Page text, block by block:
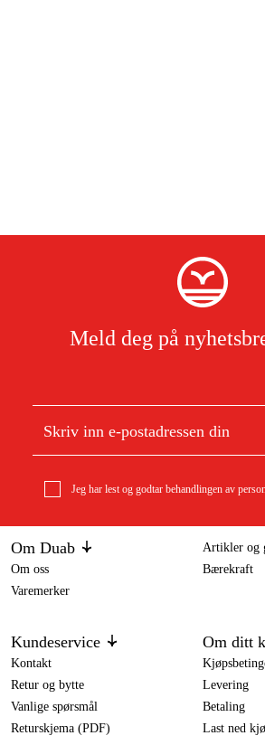
Meld deg på
Jeg har lest og godtar behandlingen av
Om Duab
Om oss
Varemerker
Artikler og
Bærekraft
Kundeservice
Kontakt
Retur og bytte
Vanlige spørsmål
Returskjema (PDF)
Om ditt
Levering
Betaling
Last ned